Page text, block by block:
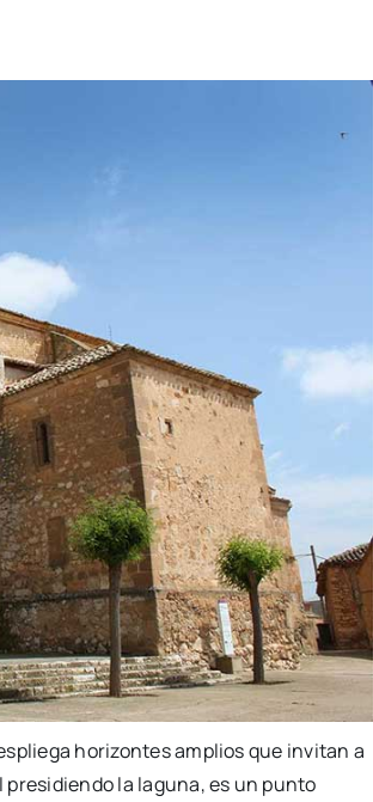
horizontes amplios que invitan a
la laguna, es un punto